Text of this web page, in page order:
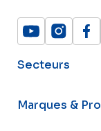
Secteurs
Marques &